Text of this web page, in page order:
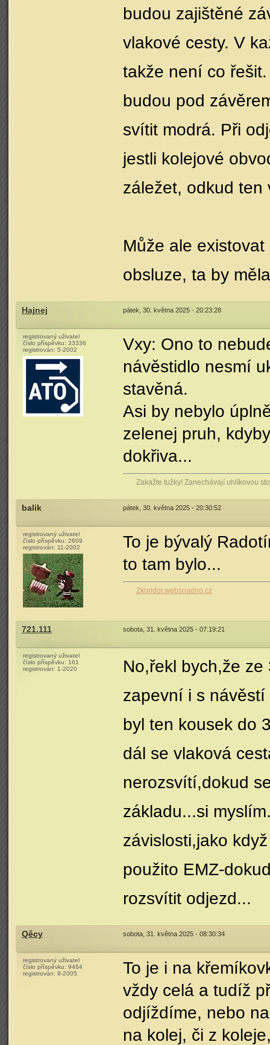
budou zajištěné
vlakové cesty. V
takže není co
budou pod
svítit modrá. Při
jestli kolejové
záležet, odkud
Může ale
obsluze, ta by
Hajnej pátek, 30. května 2025 - 20:23:28
registrovaný uživatel
číslo příspěvku: 33336
registrován: 5-2002
Vxy: Ono to
návěstidlo nesmí
stavěná.
Asi by nebylo
zelenej pruh,
dokřiva...
Zakažte tužky! Zanechávají uhlíkovou
balik pátek, 30. května 2025 - 20:30:52
registrovaný uživatel
číslo příspěvku: 2609
registrován: 11-2002
To je bývalý
to tam bylo...
2koridor.websnadno.cz
721.111 sobota, 31. května 2025 - 07:19:21
registrovaný uživatel
číslo příspěvku: 161
registrován: 1-2020
No,řekl bych,že
zapevní i s
byl ten kousek do
dál se vlaková
nerozsvítí,dokud
základu...si
závislosti,jako
použito EMZ-
rozsvítit odjezd...
Qěcy sobota, 31. května 2025 - 08:30:34
registrovaný uživatel
číslo příspěvku: 9464
registrován: 9-2005
To je i na
vždy celá a tudíž
odjíždíme, nebo
na kolej, či z